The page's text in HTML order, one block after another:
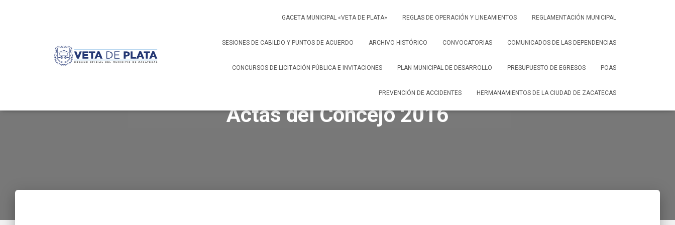
GACETA MUNICIPAL «VETA DE PLATA» REGLAS DE OPERACIÓN Y LINEAMIENTOS REGLAMENTACIÓN MUNICIPAL
SESIONES DE CABILDO Y PUNTOS DE ACUERDO ARCHIVO HISTÓRICO CONVOCATORIAS COMUNICADOS DE LAS DEPENDENCIAS
CONCURSOS DE LICITACIÓN PÚBLICA E INVITACIONES PLAN MUNICIPAL DE DESARROLLO PRESUPUESTO DE EGRESOS POAS
PREVENCIÓN DE ACCIDENTES HERMANAMIENTOS DE LA CIUDAD DE ZACATECAS
Actas del Concejo 2016